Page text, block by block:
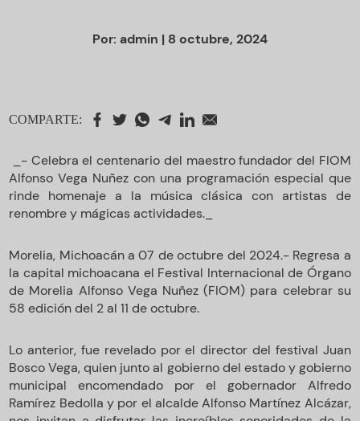
Por: admin | 8 octubre, 2024
COMPARTE:
_- Celebra el centenario del maestro fundador del FIOM
Alfonso Vega Nuñez con una programación especial que
rinde homenaje a la música clásica con artistas de
renombre y mágicas actividades._
Morelia, Michoacán a 07 de octubre del 2024.- Regresa a
la capital michoacana el Festival Internacional de Órgano
de Morelia Alfonso Vega Nuñez (FIOM) para celebrar su
58 edición del 2 al 11 de octubre.
Lo anterior, fue revelado por el director del festival Juan
Bosco Vega, quien junto al gobierno del estado y gobierno
municipal encomendado por el gobernador Alfredo
Ramírez Bedolla y por el alcalde Alfonso Martínez Alcázar,